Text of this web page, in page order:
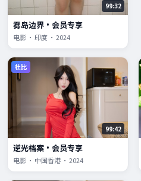
99:32
雾岛边界·会员专享
电影 · 印度 · 2024
杜比
99:42
逆光档案·会员专享
电影 · 中国香港 · 2024